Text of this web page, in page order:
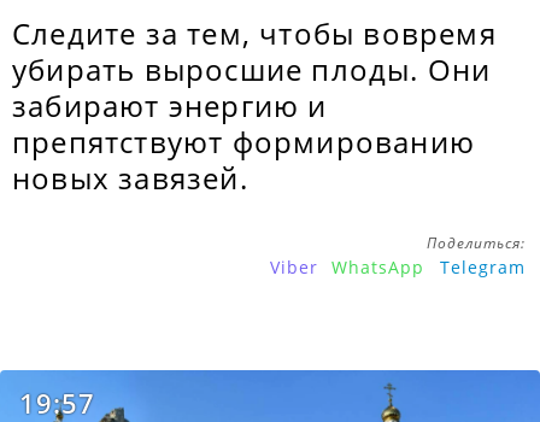
Следите за тем, чтобы вовремя
убирать выросшие плоды. Они
забирают энергию и
препятствуют формированию
новых завязей.
Поделиться:
Viber WhatsApp Telegram
19:57